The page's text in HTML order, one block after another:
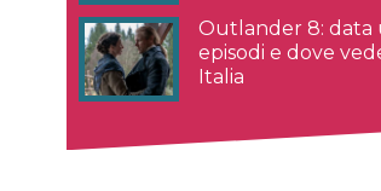
Outlander 8: data
episodi e dove
Italia